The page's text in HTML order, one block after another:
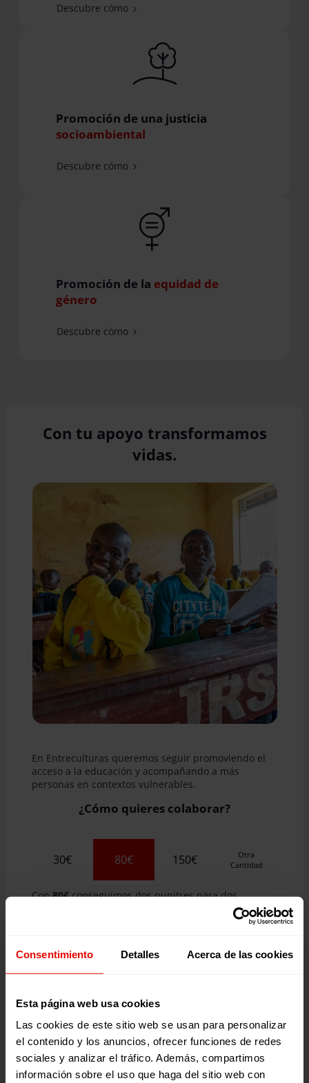
Consentimiento Detalles Acerca de las cookies
Esta página web usa cookies
Las cookies de este sitio web se usan para personalizar
el contenido y los anuncios, ofrecer funciones de redes
sociales y analizar el tráfico. Además, compartimos
información sobre el uso que haga del sitio web con
Descubre cómo
Promoción de una justicia
socioambiental
Descubre cómo
Promoción de la equidad de
género
Descubre cómo
Con tu apoyo transformamos
vidas.
En Entreculturas queremos seguir promoviendo el
acceso a la educación y acompañando a más
personas en contextos vulnerables.
¿Cómo quieres colaborar?
30€ 80€ 150€
Otra
Cantidad
Con80€conseguimos dos pupitres para dos
estudiantes de educación primaria en Guatemala
¿Eres una empresa?